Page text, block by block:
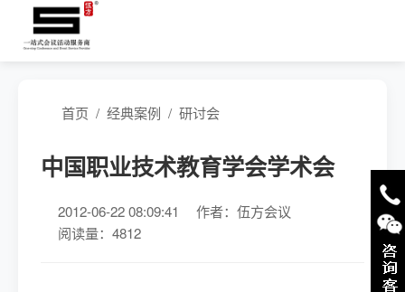
首页 / 经典案例 / 研讨会
中国职业技术教育学会学术会
2012-06-22 08:09:41
作者：伍方会议
阅读量：4812